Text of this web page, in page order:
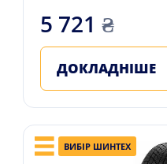
5 721 ₴
ДОКЛАДНІШЕ
ВИБІР ШИНТЕХ